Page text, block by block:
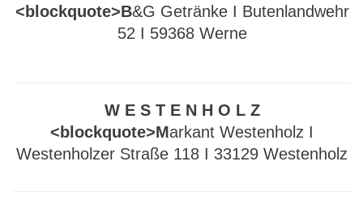
<blockquote>B&G Getränke I Butenlandwehr
52 I 59368 Werne
W E S T E N H O L Z
<blockquote>Markant Westenholz I
Westenholzer Straße 118 I 33129 Westenholz